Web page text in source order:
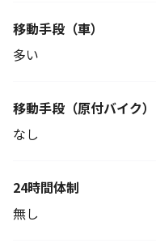
移動手段（車）
多い
移動手段 （原付バイク）
なし
24時間体制
無し